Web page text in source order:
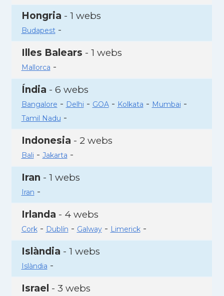
Hongria - 1 webs
Budapest-
Illes Balears - 1 webs
Mallorca -
Índia - 6 webs
Bangalore - Delhi - GOA- Kolkata - Mumbai -
Tamil Nadu -
Indonesia - 2 webs
Bali - Jakarta -
Iran - 1 webs
Iran -
Irlanda - 4 webs
Cork- Dublín - Galway- Limerick-
Islàndia - 1 webs
Islàndia -
Israel - 3 webs